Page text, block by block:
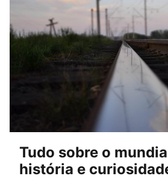
Tudo sobre o
história e